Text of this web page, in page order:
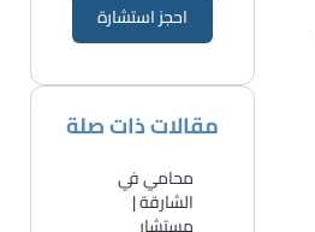
احجز استشارة
مقالات ذات صلة
محامي في
الشارقة |